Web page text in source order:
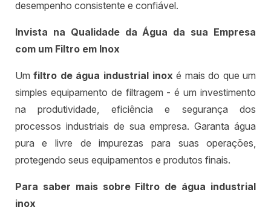
desempenho consistente e confiável.
Invista na Qualidade da Água da sua Empresa
com um Filtro em Inox
Umfiltro de água industrial inox é mais do que um
simples equipamento de filtragem - é um investimento
na produtividade, eficiência e segurança dos
processos industriais de sua empresa. Garanta água
pura e livre de impurezas para suas operações,
protegendo seus equipamentos e produtos finais.
Para saber mais sobre Filtro de água industrial
inox